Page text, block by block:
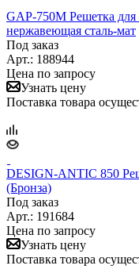
GAP-750M Решетка для
нержавеющая сталь-мат
Под заказ
Арт.: 188944
Цена по запросу
Узнать цену
Поставка товара
DESIGN-ANTIC 850
(Бронза)
Под заказ
Арт.: 191684
Цена по запросу
Узнать цену
Поставка товара